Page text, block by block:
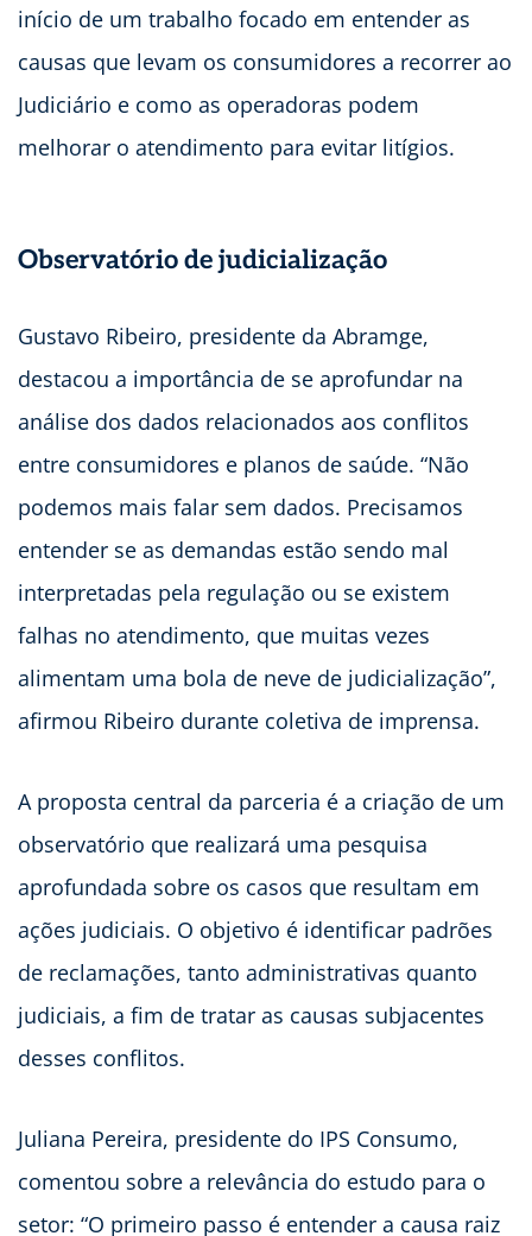
início de um trabalho focado em entender as
causas que levam os consumidores a recorrer ao
Judiciário e como as operadoras podem
melhorar o atendimento para evitar litígios.
Observatório de judicialização
Gustavo Ribeiro, presidente da Abramge,
destacou a importância de se aprofundar na
análise dos dados relacionados aos conflitos
entre consumidores e planos de saúde. “Não
podemos mais falar sem dados. Precisamos
entender se as demandas estão sendo mal
interpretadas pela regulação ou se existem
falhas no atendimento, que muitas vezes
alimentam uma bola de neve de judicialização”,
afirmou Ribeiro durante coletiva de imprensa.
A proposta central da parceria é a criação de um
observatório que realizará uma pesquisa
aprofundada sobre os casos que resultam em
ações judiciais. O objetivo é identificar padrões
de reclamações, tanto administrativas quanto
judiciais, a fim de tratar as causas subjacentes
desses conflitos.
Juliana Pereira, presidente do IPS Consumo,
comentou sobre a relevância do estudo para o
setor: “O primeiro passo é entender a causa raiz